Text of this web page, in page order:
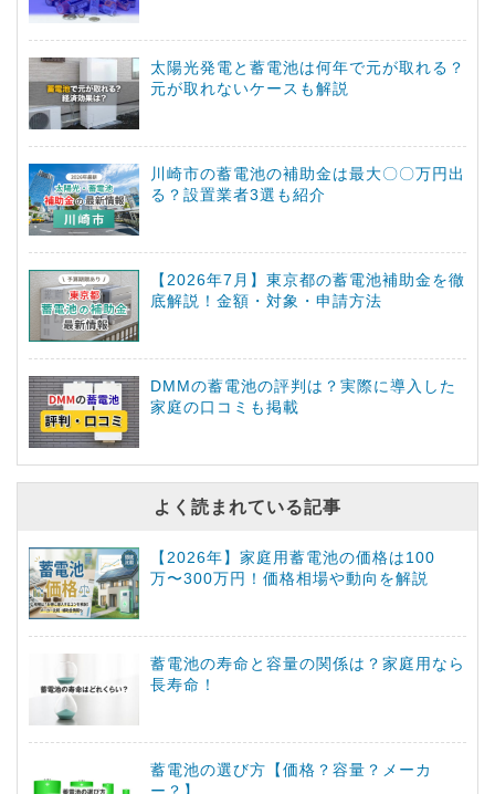
太陽光発電と蓄電池は何年で元が取れる？
元が取れないケースも解説
川崎市の蓄電池の補助金は最大〇〇万円出
る？設置業者3選も紹介
【2026年7月】東京都の蓄電池補助金を徹
底解説！金額・対象・申請方法
DMMの蓄電池の評判は？実際に導入した
家庭の口コミも掲載
よく読まれている記事
【2026年】家庭用蓄電池の価格は100
万〜300万円！価格相場や動向を解説
蓄電池の寿命と容量の関係は？家庭用なら
長寿命！
蓄電池の選び方【価格？容量？メーカ